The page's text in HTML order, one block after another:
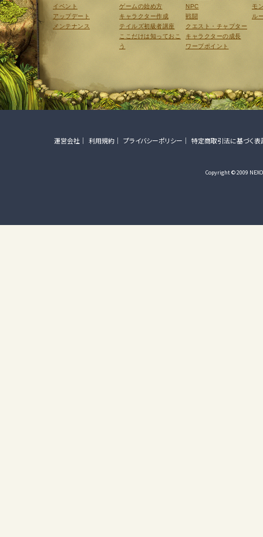
イベント
アップデート
メンテナンス
ゲームの始め方
キャラクター作成
テイルズ初級者講座
ここだけは知っておこ
う
NPC
戦闘
クエスト・チャプター
キャラクターの成長
ワープポイント
モ
ル
運営会社 利用規約 プライバシーポリシー 特定商取引法に基づく表
Copyright © 2009